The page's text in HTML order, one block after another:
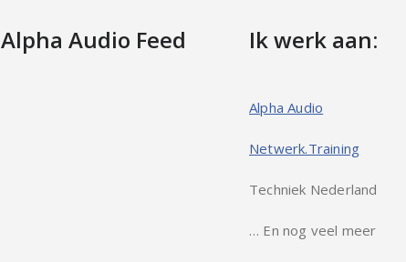
Alpha Audio Feed Ik werk aan:
Alpha Audio
Netwerk.Training
Techniek Nederland
… En nog veel meer